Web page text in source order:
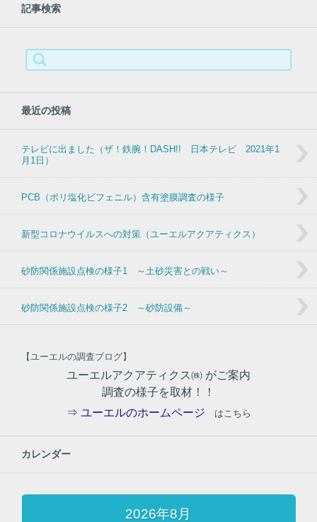
記事検索
索:
最近の投稿
テレビに出ました（ザ！鉄腕！DASH!! 日本テレビ 2021年1
月1日）
PCB（ポリ塩化ビフェニル）含有塗膜調査の様子
新型コロナウイルスへの対策（ユーエルアクアティクス）
砂防関係施設点検の様子1 ～土砂災害との戦い～
砂防関係施設点検の様子2 ～砂防設備～
【ユーエルの調査ブログ】
ユーエルアクアティクス㈱ がご案内
調査の様子を取材！！
⇒ ユーエルのホームページ はこちら
カレンダー
2026年8月